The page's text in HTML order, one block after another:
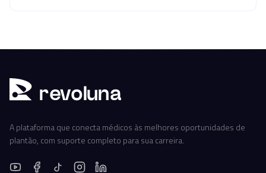
revoluna
A plataforma que conecta médicos às melhores oportunidades de
plantão, com suporte completo para sua carreira.